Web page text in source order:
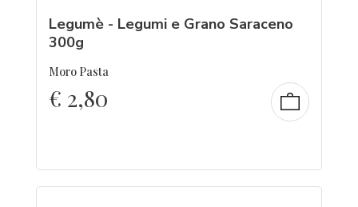
Legumè - Legumi e Grano Saraceno
300g
Moro Pasta
€ 2,80